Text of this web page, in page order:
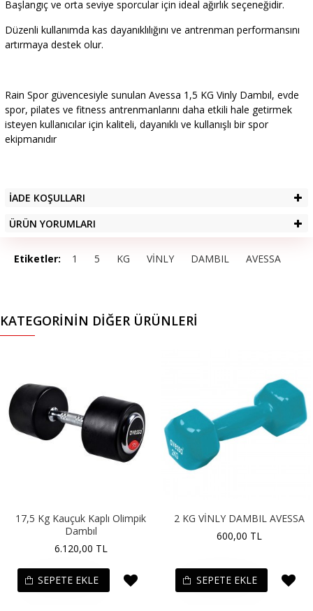
Başlangıç ve orta seviye sporcular için ideal ağırlık seçeneğidir.
Düzenli kullanımda kas dayanıklılığını ve antrenman performansını
artırmaya destek olur.
Rain Spor güvencesiyle sunulan Avessa 1,5 KG Vinly Dambıl, evde
spor, pilates ve fitness antrenmanlarını daha etkili hale getirmek
isteyen kullanıcılar için kaliteli, dayanıklı ve kullanışlı bir spor
ekipmanıdır
İADE KOŞULLARI
ÜRÜN YORUMLARI
Etiketler: 1 5 KG VİNLY DAMBIL AVESSA
KATEGORININ DIĞER ÜRÜNLERI
17,5 Kg Kauçuk Kaplı Olimpik
Dambıl
6.120,00 TL
SEPETE EKLE
2 KG VİNLY DAMBIL AVESSA
600,00 TL
SEPETE EKLE